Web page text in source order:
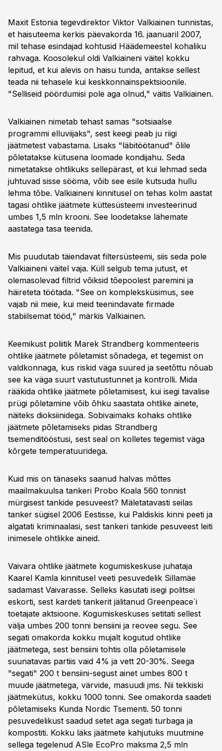
Maxit Estonia tegevdirektor Viktor Valkiainen tunnistas,
et haisuteema kerkis päevakorda 16. jaanuaril 2007,
mil tehase esindajad kohtusid Häädemeestel kohaliku
rahvaga. Koosolekul oldi Valkiaineni väitel kokku
lepitud, et kui alevis on haisu tunda, antakse sellest
teada nii tehasele kui keskkonnainspektsioonile.
"Selliseid pöördumisi pole aga olnud," väitis Valkiainen.
Valkiainen nimetab tehast samas "sotsiaalse
programmi elluviijaks", sest keegi peab ju riigi
jäätmetest vabastama. Lisaks "läbitöötanud" õlile
põletatakse kütusena loomade kondijahu. Seda
nimetatakse ohtlikuks sellepärast, et kui lehmad seda
juhtuvad sisse sööma, võib see esile kutsuda hullu
lehma tõbe. Valkiaineni kinnitusel on tehas kolm aastat
tagasi ohtlike jäätmete küttesüsteemi investeerinud
umbes 1,5 mln krooni. See loodetakse lähemate
aastatega tasa teenida.
Mis puudutab täiendavat filtersüsteemi, siis seda pole
Valkiaineni väitel vaja. Küll selgub tema jutust, et
olemasolevad filtrid võiksid tõepoolest paremini ja
häireteta töötada. "See on kompleksküsimus, see
vajab nii meie, kui meid teenindavate firmade
stabiilsemat tööd," märkis Valkiainen.
Keemikust poliitik Marek Strandberg kommenteeris
ohtlike jäätmete põletamist sõnadega, et tegemist on
valdkonnaga, kus riskid väga suured ja seetõttu nõuab
see ka väga suurt vastutustunnet ja kontrolli. Mida
rääkida ohtlike jäätmete põletamisest, kui isegi tavalise
prügi põletamine võib õhku saastata ohtlike ainete,
näiteks dioksiinidega. Sobivaimaks kohaks ohtlike
jäätmete põletamiseks pidas Strandberg
tsemenditööstusi, sest seal on kolletes tegemist väga
kõrgete temperatuuridega.
Kuid mis on tänaseks saanud halvas mõttes
maailmakuulsa tankeri Probo Koala 560 tonnist
mürgisest tankide pesuveest? Mäletatavasti seilas
tanker sügisel 2006 Eestisse, kui Paldiskis kinni peeti ja
algatati kriminaalasi, sest tankeri tankide pesuveest leiti
inimesele ohtlikke aineid.
Vaivara ohtlike jäätmete kogumiskeskuse juhataja
Kaarel Kamla kinnitusel veeti pesuvedelik Sillamäe
sadamast Vaivarasse. Selleks kasutati isegi politsei
eskorti, sest kardeti tankerit jälitanud Greenpeace`i
toetajate aktsioone. Kogumiskeskuses setitati sellest
välja umbes 200 tonni bensiini ja reovee segu. See
segati omakorda kokku mujalt kogutud ohtlike
jäätmetega, sest bensiini tohtis olla põletamisele
suunatavas partiis vaid 4% ja vett 20-30%. Seega
"segati" 200 t bensiini-segust ainet umbes 800 t
muude jäätmetega, värvide, masuudi jms. Nii tekkiski
jäätmekütus, kokku 1000 tonni. See omakorda saadeti
põletamiseks Kunda Nordic Tsementi. 50 tonni
pesuvedelikust saadud setet aga segati turbaga ja
kompostiti. Kokku läks jäätmete kahjutuks muutmine
sellega tegelenud ASle EcoPro maksma 2,5 mln